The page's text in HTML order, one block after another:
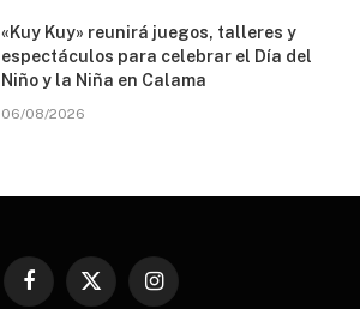
«Kuy Kuy» reunirá juegos, talleres y
espectáculos para celebrar el Día del
Niño y la Niña en Calama
06/08/2026
Facebook
X
Instagram